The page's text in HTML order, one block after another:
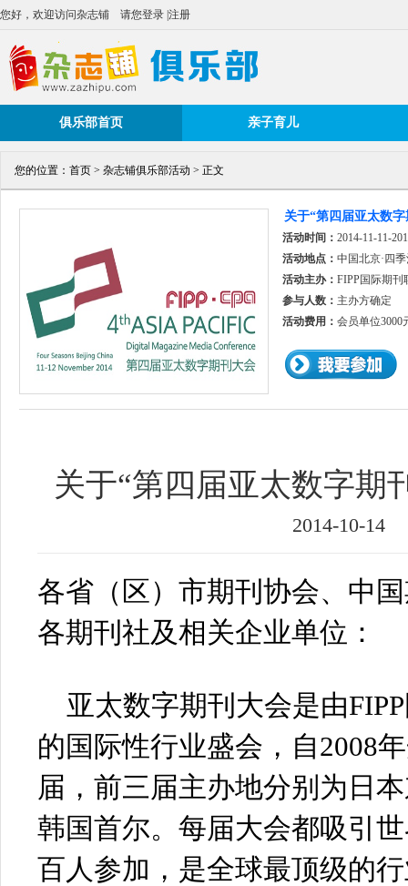
您好，欢迎访问杂志铺 请您登录 注册
俱乐部首页 亲子育儿
您的位置： 首页 > 杂志铺俱乐部活动 > 正文
关于“第四届亚太数
活动时间： 2014-11-11-
活动地点： 中国北京·四
活动主办： FIPP国际期刊
参与人数： 主办方确定
活动费用： 会员单位3000
关于“第四届亚太数字期
2014-10-14
各省（区）市期刊协会、中
各期刊社及相关企业单位：
亚太数字期刊大会是由
的国际性行业盛会，自2008
届，前三届主办地分别为日
韩国首尔。每届大会都吸引
百人参加，是全球最顶级的